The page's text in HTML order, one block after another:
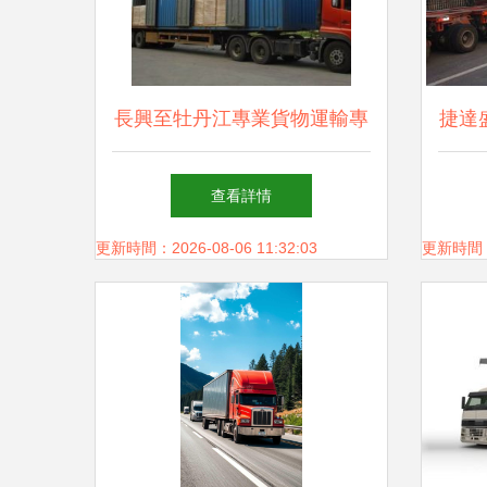
長興至牡丹江專業貨物運輸專
線服務
查看詳情
更新時間：2026-08-06 11:32:03
捷達
更新時